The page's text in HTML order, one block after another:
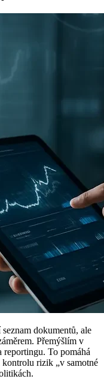
dokumentů, ale
Přemýšlím v
reportingu. To pomáhá
rizik „v samotné